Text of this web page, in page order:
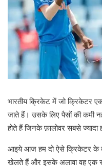
भारतीय क्रिकेट में जो क्रिकेटर एक
जाते हैं। उसके लिए पैसों की कमी
होते हैं जिनके फ़ालोवर सबसे ज्यादा
आइये आज हम दो ऐसे क्रिकेटर के
खेलते हैं और इसके अलावा वह एक